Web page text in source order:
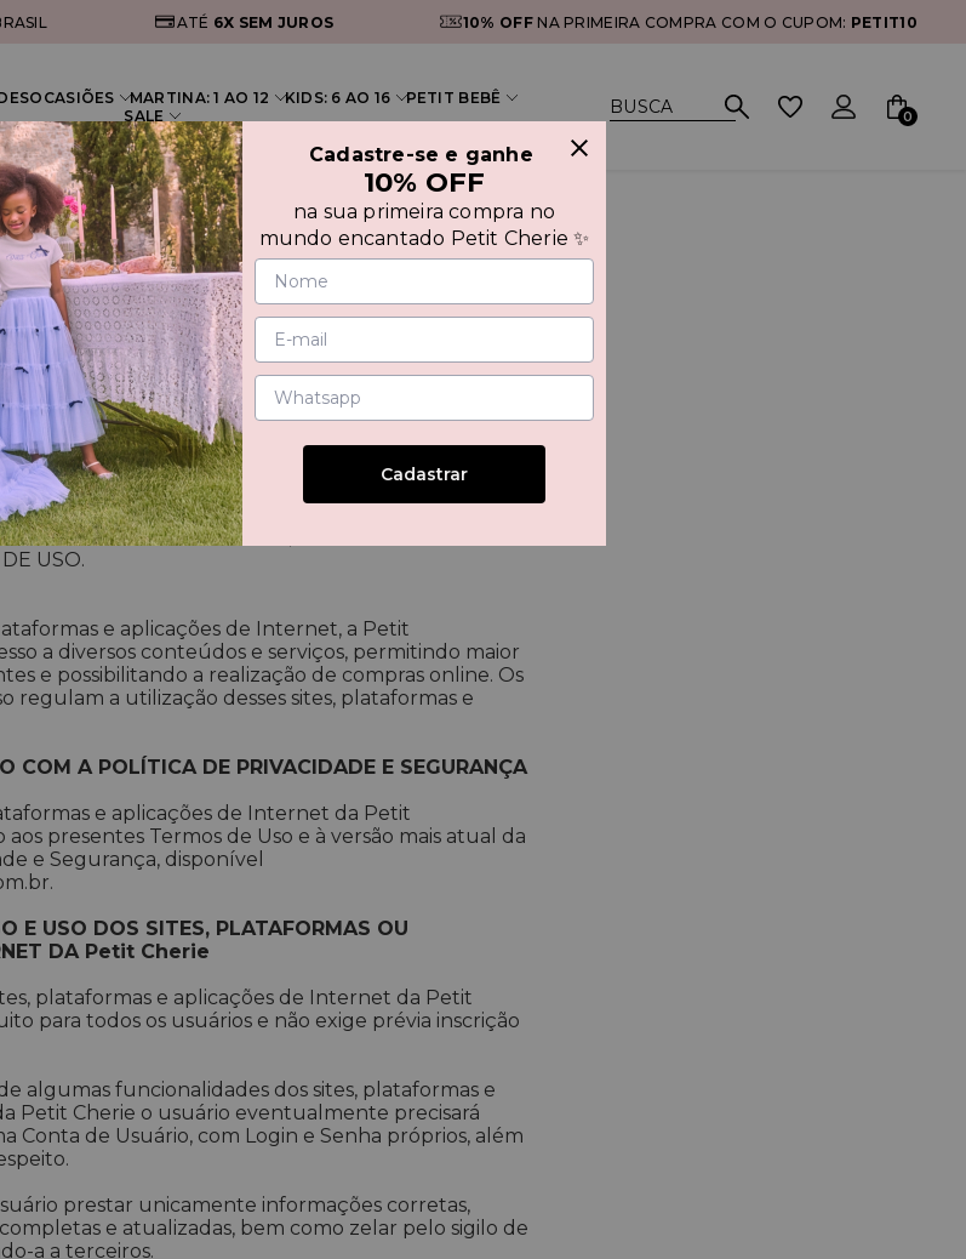
ATÉ 6X SEM JUROS 10% OFFNA PRIMEIRA COMPRA COM O CUPOM: PETIT10
OCASIÕES MARTINA: 1 AO 12 KIDS: 6 AO 16
PETIT BEBÊ
SALE
0
Uso
regulam as condições gerais de utilização dos
de Internet da Petit Cherie , em conformidade
Civil da Internet).
ou aplicações de Internet da Petit Cherie você
com os presentes Termos de Uso.
que, previamente à utilização dos sites,
de Internet da Petit Cherie, realizem atenta leitura
USO.
e aplicações de Internet, a Petit
a diversos conteúdos e serviços, permitindo maior
e possibilitando a realização de compras online. Os
regulam a utilização desses sites, plataformas e
COM A POLÍTICA DE PRIVACIDADE E SEGURANÇA
e aplicações de Internet da Petit
aos presentes Termos de Uso e à versão mais atual da
e Segurança, disponível
E USO DOS SITES, PLATAFORMAS OU
DA Petit Cherie
plataformas e aplicações de Internet da Petit
para todos os usuários e não exige prévia inscrição
algumas funcionalidades dos sites, plataformas e
Petit Cherie o usuário eventualmente precisará
Conta de Usuário, com Login e Senha próprios, além
prestar unicamente informações corretas,
e atualizadas, bem como zelar pelo sigilo de
a a terceiros.
Cadastre-se e ganhe
10% OFF
na sua primeira compra no
mundo encantado Petit Cherie ✨
Cadastrar